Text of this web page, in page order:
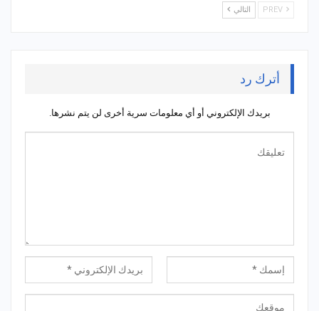
التالي
أترك رد
بريدك الإلكتروني أو أي معلومات سرية أخرى لن يتم نشرها.